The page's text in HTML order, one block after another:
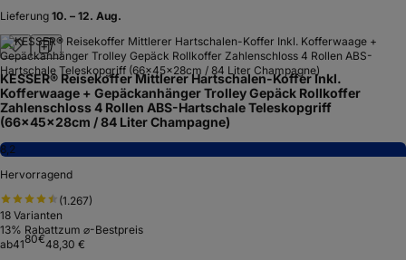
Lieferung 10. – 12. Aug.
KESSER® Reisekoffer Mittlerer Hartschalen-Koffer Inkl.
Kofferwaage + Gepäckanhänger Trolley Gepäck Rollkoffer
Zahlenschloss 4 Rollen ABS-Hartschale Teleskopgriff
(66x45x28cm / 84 Liter Champagne)
8,2
Hervorragend
(1.267)
18 Varianten
13% Rabattzum ⌀-Bestpreis
ab4180€48,30 €